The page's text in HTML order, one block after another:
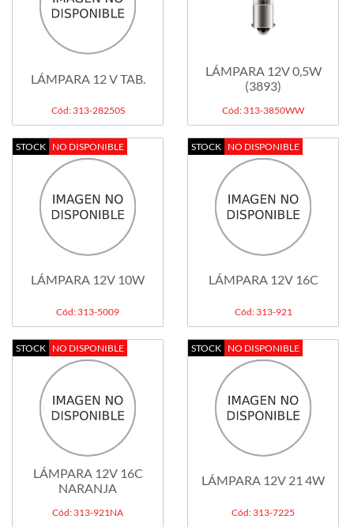
LÁMPARA 12 V TAB.
Cód: 313-28250S
LÁMPARA 12V 0,5W
(3893)
Cód: 313-3850WW
STOCK NO DISPONIBLE
LÁMPARA 12V 10W
Cód: 313-5009
STOCK NO DISPONIBLE
LÁMPARA 12V 16C
Cód: 313-921
STOCK NO DISPONIBLE
LÁMPARA 12V 16C
NARANJA
Cód: 313-921NA
STOCK NO DISPONIBLE
LÁMPARA 12V 21 4W
Cód: 313-7225